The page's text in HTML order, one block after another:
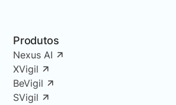
Produtos
Nexus AI
XVigil
BeVigil
SVigil